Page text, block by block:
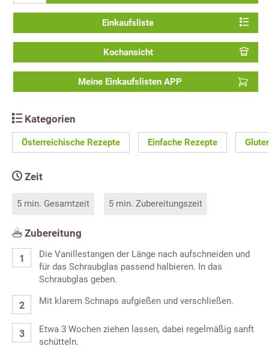
Einkaufsliste
Kochansicht
Meine Einkaufslisten APP
Kategorien
Österreichische Rezepte Einfache Rezepte
Zeit
5 min. Gesamtzeit 5 min. Zubereitungszeit
Zubereitung
Die Vanillestangen der Länge nach aufschneiden und
für das Schraubglas passend halbieren. In das
Schraubglas geben.
Mit klarem Schnaps aufgießen und verschließen.
Etwa 3 Wochen ziehen lassen, dabei regelmäßig sanft
schütteln.